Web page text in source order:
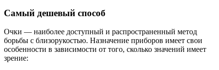
Самый дешевый способ
Очки — наиболее доступный и распространенный метод
борьбы с близорукостью. Назначение приборов имеет свои
особенности в зависимости от того, сколько значений имеет
зрение: